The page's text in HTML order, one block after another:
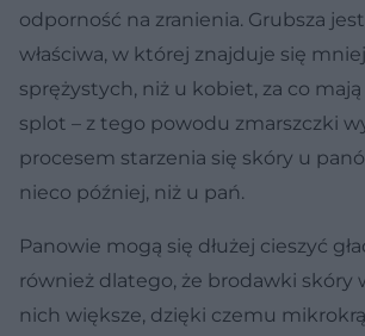
odporność na zranienia. Grubsza
właściwa, w której znajduje się
sprężystych, niż u kobiet, za co
splot – z tego powodu zmarszczki
procesem starzenia się skóry u
nieco później, niż u pań.
Panowie mogą się dłużej cieszyć
również dlatego, że brodawki skóry
nich większe, dzięki czemu